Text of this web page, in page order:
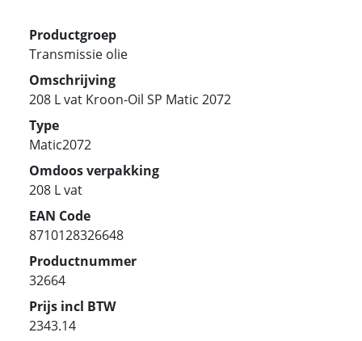
Productgroep
Transmissie olie
Omschrijving
208 L vat Kroon-Oil SP Matic 2072
Type
Matic2072
Omdoos verpakking
208 L vat
EAN Code
8710128326648
Productnummer
32664
Prijs incl BTW
2343.14